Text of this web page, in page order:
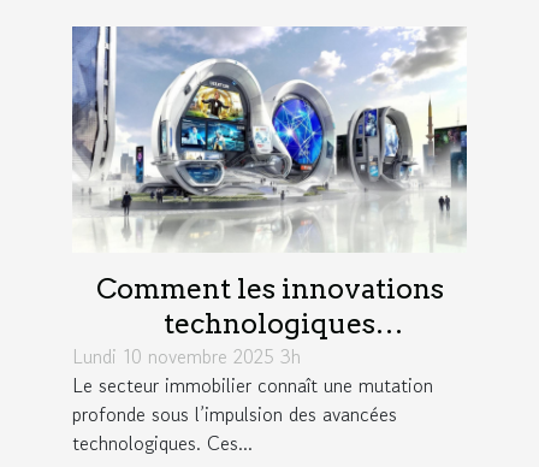
Comment les innovations
technologiques
transforment-elles le marché
immobilier ?
Lundi 10 novembre 2025 3h
Le secteur immobilier connaît une mutation
profonde sous l’impulsion des avancées
technologiques. Ces...